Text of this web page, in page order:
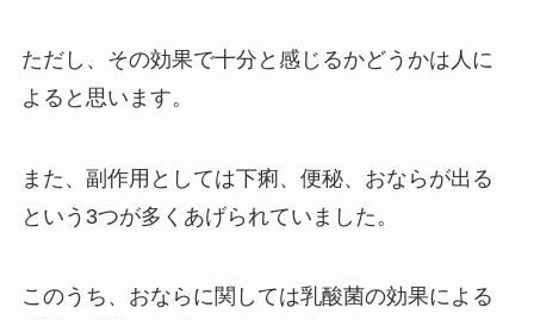
ただし、その効果で十分と感じるかどうかは人に
よると思います。
また、副作用としては下痢、便秘、おならが出る
という3つが多くあげられていました。
このうち、おならに関しては乳酸菌の効果による